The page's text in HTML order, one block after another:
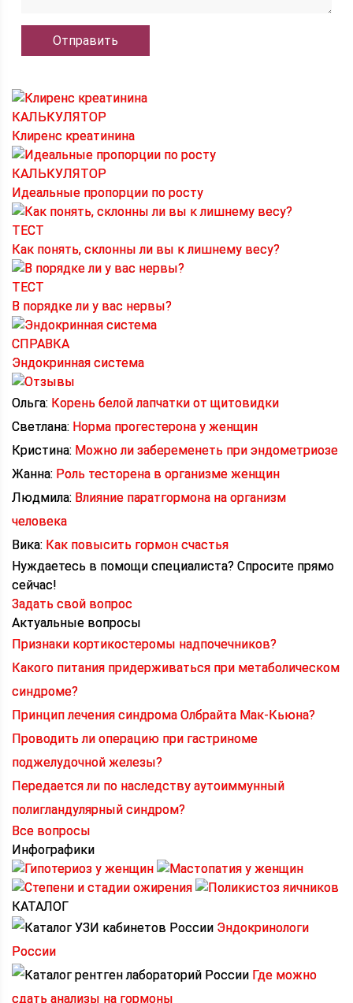
КАЛЬКУЛЯТОР
Клиренс креатинина
КАЛЬКУЛЯТОР
Идеальные пропорции по росту
ТЕСТ
Как понять, склонны ли вы к лишнему весу?
ТЕСТ
В порядке ли у вас нервы?
СПРАВКА
Эндокринная система
Ольга: Корень белой лапчатки от щитовидки
Светлана: Норма прогестерона у женщин
Кристина: Можно ли забеременеть при эндометриозе
Жанна: Роль тесторена в организме женщин
Людмила: Влияние паратгормона на организм
человека
Вика: Как повысить гормон счастья
Нуждаетесь в помощи специалиста? Спросите прямо
сейчас!
Задать свой вопрос
Актуальные вопросы
Признаки кортикостеромы надпочечников?
Какого питания придерживаться при метаболическом
синдроме?
Принцип лечения синдрома Олбрайта Мак-Кьюна?
Проводить ли операцию при гастриноме
поджелудочной железы?
Передается ли по наследству аутоиммунный
полигландулярный синдром?
Все вопросы
Инфографики
КАТАЛОГ
Эндокринологи
России
Где можно
сдать анализы на гормоны